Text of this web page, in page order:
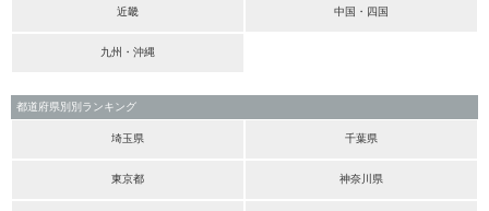
近畿 中国・四国
九州・沖縄
都道府県別別ランキング
埼玉県 千葉県
東京都 神奈川県